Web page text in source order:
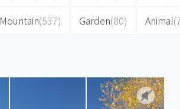
Mountain(537)
Garden(80)
Animal